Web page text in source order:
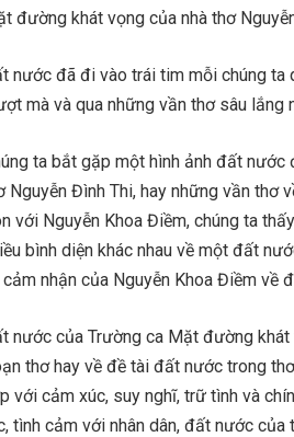
đường khát vọng của nhà thơ
nước đã đi vào trái tim mỗi chúng ta
mà và qua những vần thơ sâu
ta bắt gặp một hình ảnh đất
Nguyễn Đình Thi, hay những vần thơ
với Nguyễn Khoa Điềm, chúng ta
bình diện khác nhau về một đất
cảm nhận của Nguyễn Khoa Điềm về
nước của Trường ca Mặt đường
thơ hay về đề tài đất nước trong
với cảm xúc, suy nghĩ, trữ tình và
tình cảm với nhân dân, đất nước của